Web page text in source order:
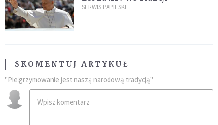
SERWIS PAPIESKI
SKOMENTUJ ARTYKUŁ
"Pielgrzymowanie jest naszą narodową tradycją"